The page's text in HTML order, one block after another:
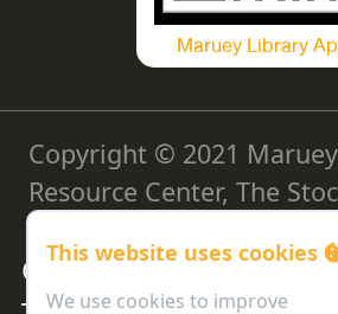
This website uses cookies
We use cookies to improve
Maruey Library
Copyright © 2021
Resource Center, The
Cookie Policy|Privacy